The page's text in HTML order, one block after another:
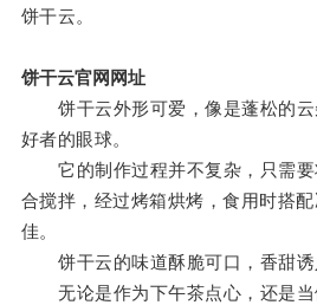
饼干云。
饼干云官网网址
饼干云外形可爱，像是蓬松的云
好者的眼球。
它的制作过程并不复杂，只需要
合搅拌，经过烤箱烘烤，食用时搭
佳。
饼干云的味道酥脆可口，香甜诱
无论是作为下午茶点心，还是当